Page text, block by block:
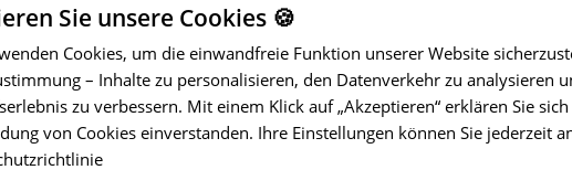
Die Sandalen LIEWOOD
Morris sind
Bewegung. Das leichte Material aus
schnelltrocknend
, sodass es sich
oder sommerliche Spaziergänge
sorgt für Stabilität
Sie unsere Cookies 🍪
Cookies, um die einwandfreie Funktion unserer Website
– Inhalte zu personalisieren, den Datenverkehr zu analysieren
zu verbessern. Mit einem Klick auf „Akzeptieren“ erklären Sie
von Cookies einverstanden. Ihre Einstellungen können Sie jederzeit